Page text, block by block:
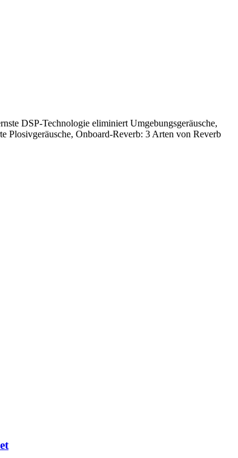
DSP-Technologie eliminiert Umgebungsgeräusche,
Plosivgeräusche, Onboard-Reverb: 3 Arten von Reverb